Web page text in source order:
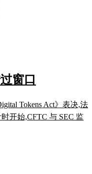
窗口
Tokens Act》表决,法
开始,CFTC 与 SEC 监